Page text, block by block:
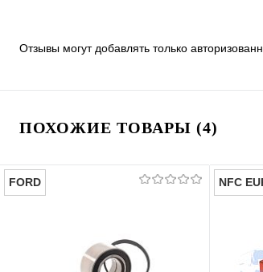
Отзывы могут добавлять только
ПОХОЖИЕ ТОВАРЫ (4)
FORD NFC